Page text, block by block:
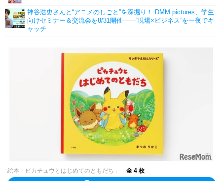
神谷浩史さんと“アニメのしごと”を深掘り！ DMM pictures、学生
向けセミナー＆交流会を8/31開催――“現場×ビジネス”を一夜でキ
ャッチ
絵本「ピカチュウとはじめてのともだち」 全 4 枚